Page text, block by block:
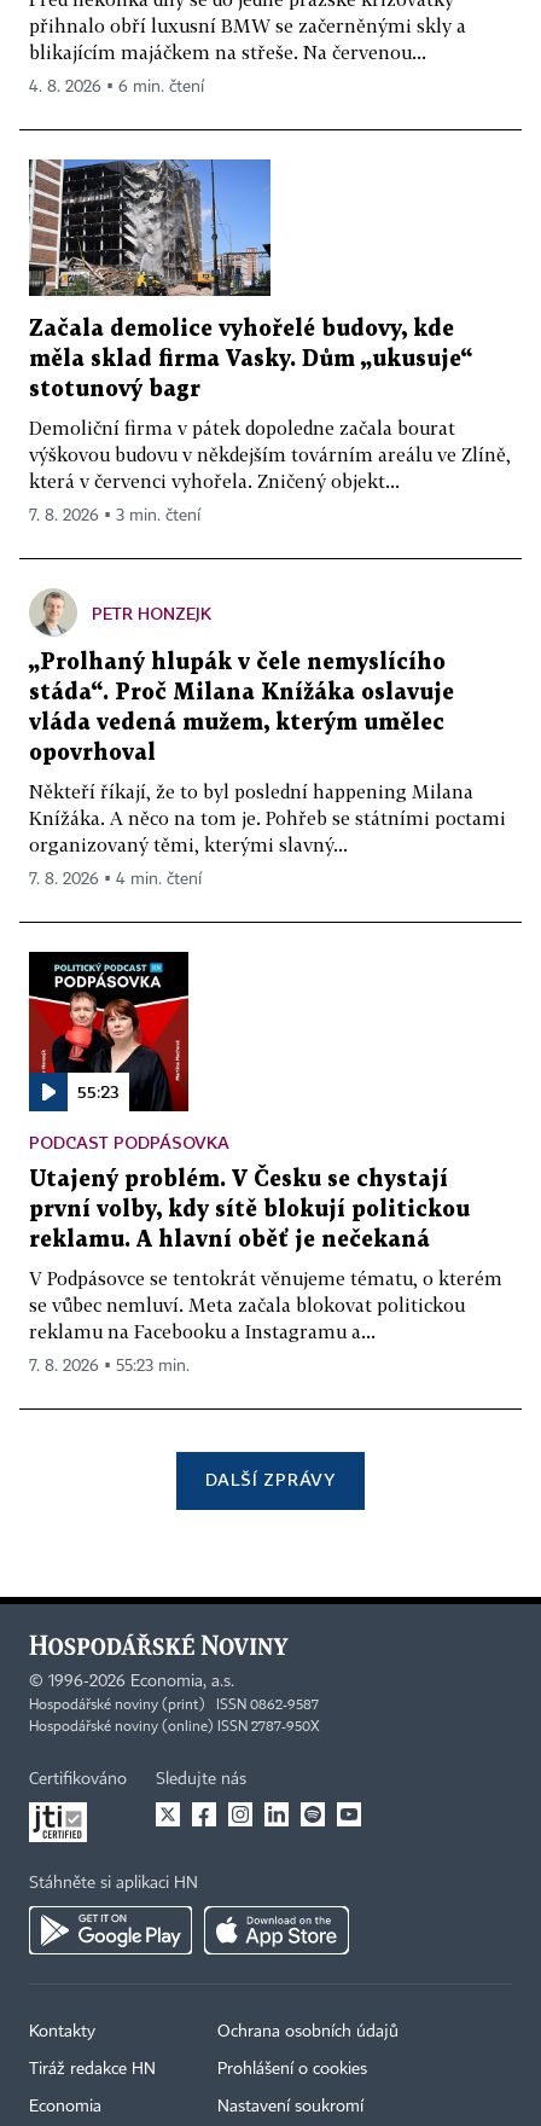
přihnalo obří luxusní BMW se začerněnými skly a
blikajícím majáčkem na střeše. Na červenou...
4. 8. 2026 ▪ 6 min. čtení
Začala demolice vyhořelé budovy, kde
měla sklad firma Vasky. Dům „ukusuje“
stotunový bagr
Demoliční firma v pátek dopoledne začala bourat
výškovou budovu v někdejším továrním areálu ve Zlíně,
která v červenci vyhořela. Zničený objekt...
7. 8. 2026 ▪ 3 min. čtení
PETR HONZEJK
„Prolhaný hlupák v čele nemyslícího
stáda“. Proč Milana Knížáka oslavuje
vláda vedená mužem, kterým umělec
opovrhoval
Někteří říkají, že to byl poslední happening Milana
Knížáka. A něco na tom je. Pohřeb se státními poctami
organizovaný těmi, kterými slavný...
7. 8. 2026 ▪ 4 min. čtení
55:23
PODCAST PODPÁSOVKA
Utajený problém. V Česku se chystají
první volby, kdy sítě blokují politickou
reklamu. A hlavní oběť je nečekaná
V Podpásovce se tentokrát věnujeme tématu, o kterém
se vůbec nemluví. Meta začala blokovat politickou
reklamu na Facebooku a Instagramu a...
7. 8. 2026 ▪ 55:23 min.
DALŠÍ ZPRÁVY
© 1996-2026 Economia, a.s.
Hospodářské noviny (print) ISSN 0862-9587
Hospodářské noviny (online) ISSN 2787-950X
Certifikováno Sledujte nás
Stáhněte si aplikaci HN
Kontakty
Tiráž redakce HN
Economia
Ochrana osobních údajů
Prohlášení o cookies
Nastavení soukromí